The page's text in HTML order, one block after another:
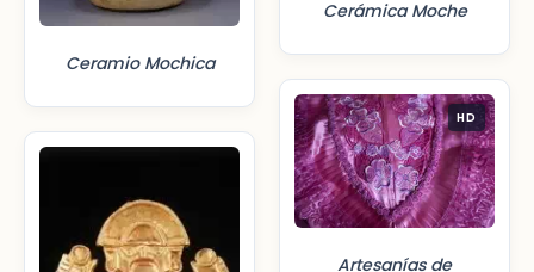
Ceramio Mochica
Cerámica Moche
HD
Artesanías de